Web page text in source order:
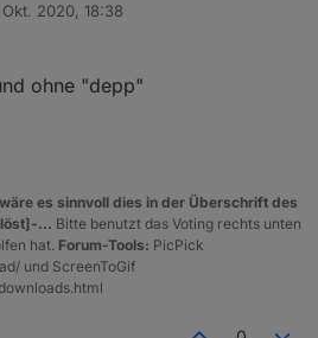
script gilt mir - da war ich gerade
2020, 18:38
von
ohne "depp"
es sinnvoll dies in der Überschrift des
... Bitte benutzt das Voting rechts unten
hat. Forum-Tools: PicPick
und ScreenToGif